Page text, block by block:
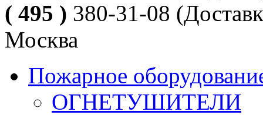
( 495 ) 380-31-08
Москва
Пожарное
ОГНЕТУШИТЕЛИ